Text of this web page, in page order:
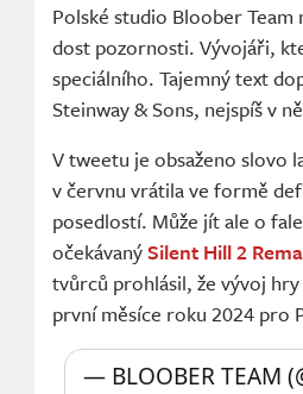
Polské studio Bloober
dost pozornosti. Vývojáři,
speciálního. Tajemný text
Steinway & Sons, nejspíš v
V tweetu je obsaženo slovo
v červnu vrátila ve formě
posedlostí. Může jít ale o
očekávanýSilent Hill 2
tvůrců prohlásil, že vývoj
první měsíce roku 2024 pro
— BLOOBER TEAM